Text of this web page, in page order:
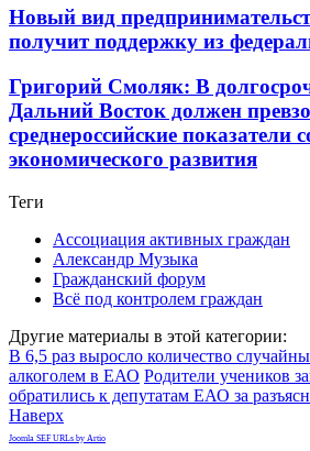
Новый вид
получит поддержку из
Григорий Смоляк: В
Дальний Восток должен
среднероссийские показатели
экономического развития
Теги
Ассоциация активных граждан
Александр Музыка
Гражданский форум
Всё под контролем граждан
Другие материалы в этой категории:
В 6,5 раз выросло количество
алкоголем в ЕАО Родители учеников
обратились к депутатам ЕАО за
Наверх
Joomla SEF URLs by Artio